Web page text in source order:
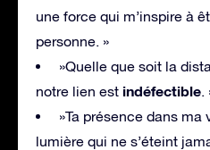
une force qui m’inspire à
personne. »
»Quelle que soit la
notre lien est indéfectible.
»Ta présence dans
lumière qui ne s’éteint